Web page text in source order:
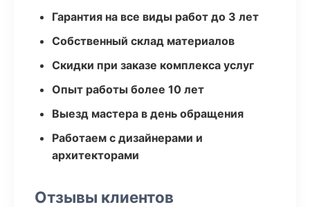
Гарантия на все виды работ до 3 лет
Собственный склад материалов
Скидки при заказе комплекса услуг
Опыт работы более 10 лет
Выезд мастера в день обращения
Работаем с дизайнерами и
архитекторами
Отзывы клиентов